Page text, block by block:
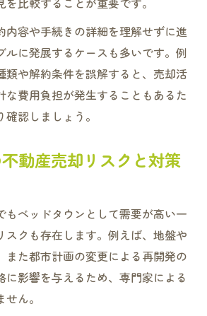
要が高い物件の特徴を把握
進め方と効果的なアピール術
で損しないための交渉術解説
する売却手続きの解説
の流れと手続きの全体像を解説
ための書類準備とチェック方法
金や費用面で知るべきこと
ル防止へ売却前に確認すること
前に必ず確認したい物件の状態
や修繕履歴の把握が重要な理由
内容や手続きの詳細を理解せずに進
ルに発展するケースも多いです。例
類や解約条件を誤解すると、売却活
な費用負担が発生することもあるた
認しましょう。
動産売却リスクと対策
もベッドタウンとして需要が高い一
スクも存在します。例えば、地盤や
また都市計画の変更による再開発の
に影響を与えるため、専門家による
ん。